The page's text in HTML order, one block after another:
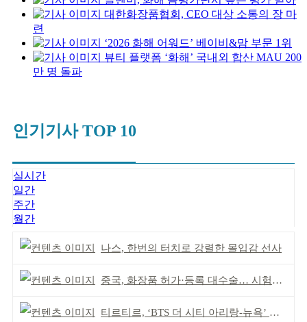
대한화장품협회, CEO 대상 소통의 장 마
련
‘2026 화해 어워드’ 베이비&맘 부문 1위
뷰티 플랫폼 ‘화해’ 국내외 합산 MAU 200
만 명 돌파
인기기사 TOP 10
실시간
일간
주간
월간
나스, 한번의 터치로 강렬한 몰입감 선사
중국, 화장품 허가·등록 대수술… 시험자료 공용 허용
티르티르, ‘BTS 더 시티 아리랑-뉴욕’ 참여